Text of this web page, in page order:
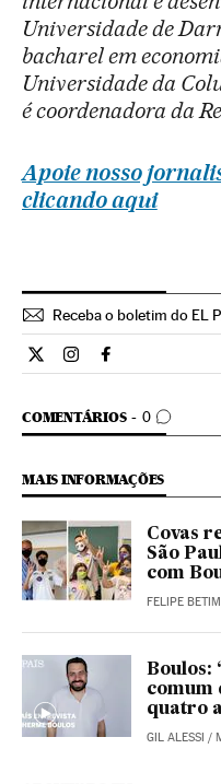
Universidade de
bacharel em
Universidade da
é coordenadora da
Apoie nosso
clicando aqui
Receba o boletim do EL
Opiniao El País Brasil en
Opiniao El País
Opiniao El País
COMENTÁRIOS 0
COMENTÁRIOS
MAIS INFORMAÇÕES
Covas
São
com
FELIPE BETIM
Boulos:
comum
quatro
GIL ALESSI /